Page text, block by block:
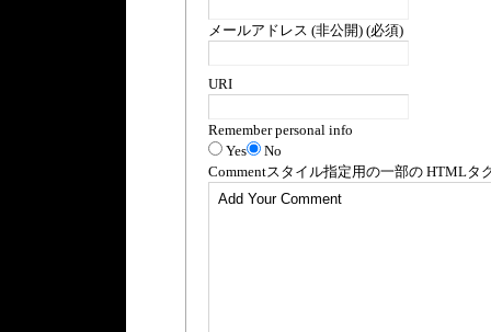
メールアドレス (非公開) (必須)
URI
Remember personal info
Yes
No
Commentスタイル指定用の一部の HTMLタ